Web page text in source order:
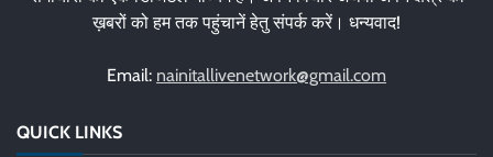
ख़बरों को हम तक पहुंचानें हेतु संपर्क करें। धन्यवाद!
Email: nainitallivenetwork@gmail.com
QUICK LINKS